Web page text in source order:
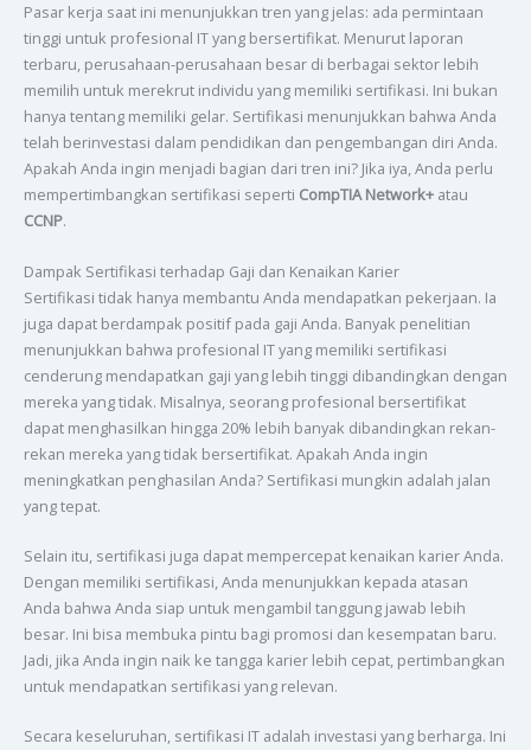
Pasar kerja saat ini menunjukkan tren yang jelas: ada permintaan
tinggi untuk profesional IT yang bersertifikat. Menurut laporan
terbaru, perusahaan-perusahaan besar di berbagai sektor lebih
memilih untuk merekrut individu yang memiliki sertifikasi. Ini bukan
hanya tentang memiliki gelar. Sertifikasi menunjukkan bahwa Anda
telah berinvestasi dalam pendidikan dan pengembangan diri Anda.
Apakah Anda ingin menjadi bagian dari tren ini? Jika iya, Anda perlu
mempertimbangkan sertifikasi seperti CompTIA Network+atau
CCNP.
Dampak Sertifikasi terhadap Gaji dan Kenaikan Karier
Sertifikasi tidak hanya membantu Anda mendapatkan pekerjaan. Ia
juga dapat berdampak positif pada gaji Anda. Banyak penelitian
menunjukkan bahwa profesional IT yang memiliki sertifikasi
cenderung mendapatkan gaji yang lebih tinggi dibandingkan dengan
mereka yang tidak. Misalnya, seorang profesional bersertifikat
dapat menghasilkan hingga 20% lebih banyak dibandingkan rekan-
rekan mereka yang tidak bersertifikat. Apakah Anda ingin
meningkatkan penghasilan Anda? Sertifikasi mungkin adalah jalan
yang tepat.
Selain itu, sertifikasi juga dapat mempercepat kenaikan karier Anda.
Dengan memiliki sertifikasi, Anda menunjukkan kepada atasan
Anda bahwa Anda siap untuk mengambil tanggung jawab lebih
besar. Ini bisa membuka pintu bagi promosi dan kesempatan baru.
Jadi, jika Anda ingin naik ke tangga karier lebih cepat, pertimbangkan
untuk mendapatkan sertifikasi yang relevan.
Secara keseluruhan, sertifikasi IT adalah investasi yang berharga. Ini